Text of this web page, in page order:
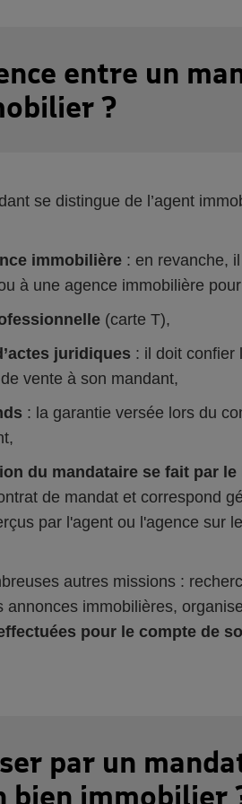
entre un
?
se distingue de l’agent
immobilière : en revanche,
à une agence immobilière
(carte T),
juridiques : il doit confier
vente à son mandant,
: la garantie versée lors du
du mandataire se fait par
de mandat et correspond
par l'agent ou l'agence sur
autres missions :
immobilières,
pour le compte de
par un
bien immobilier